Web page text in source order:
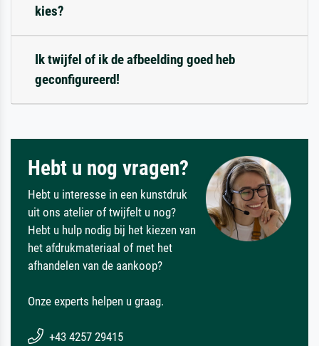
kies?
Ik twijfel of ik de afbeelding goed heb
geconfigureerd!
Hebt u nog vragen?
Hebt u interesse in een kunstdruk
uit ons atelier of twijfelt u nog?
Hebt u hulp nodig bij het kiezen van
het afdrukmateriaal of met het
afhandelen van de aankoop?
Onze experts helpen u graag.
+43 4257 29415